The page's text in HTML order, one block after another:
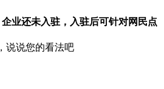
企业还未入驻，入驻后可针对网民点
，说说您的看法吧